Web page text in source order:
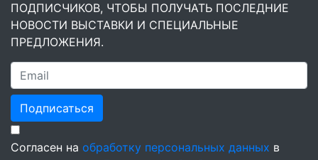
ПОДПИСЧИКОВ, ЧТОБЫ ПОЛУЧАТЬ ПОСЛЕДНИЕ
НОВОСТИ ВЫСТАВКИ И СПЕЦИАЛЬНЫЕ
ПРЕДЛОЖЕНИЯ.
Подписаться
Согласен на обработку персональных данных в